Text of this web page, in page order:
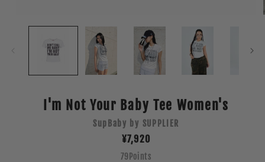
media
I'm Not Your Baby Tee Women's
SupBaby by SUPPLIER
Regular
price
¥7,920
79 Points